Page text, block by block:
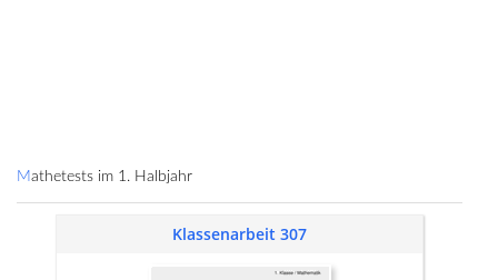
Mathetests im 1. Halbjahr
Klassenarbeit 307